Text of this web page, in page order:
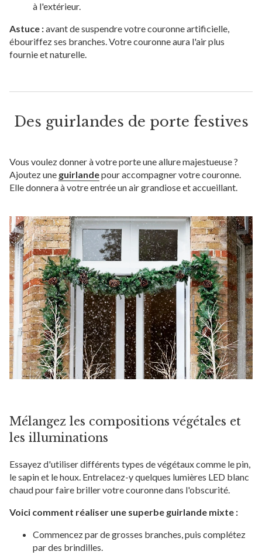
à l'extérieur.
Astuce :avant de suspendre votre couronne artificielle,
ébouriffez ses branches. Votre couronne aura l'air plus
fournie et naturelle.
Des guirlandes de porte festives
Vous voulez donner à votre porte une allure majestueuse ?
Ajoutez une guirlandepour accompagner votre couronne.
Elle donnera à votre entrée un air grandiose et accueillant.
Mélangez les compositions végétales et
les illuminations
Essayez d'utiliser différents types de végétaux comme le pin,
le sapin et le houx. Entrelacez-y quelques lumières LED blanc
chaud pour faire briller votre couronne dans l'obscurité.
Voici comment réaliser une superbe guirlande mixte :
Commencez par de grosses branches, puis complétez
par des brindilles.